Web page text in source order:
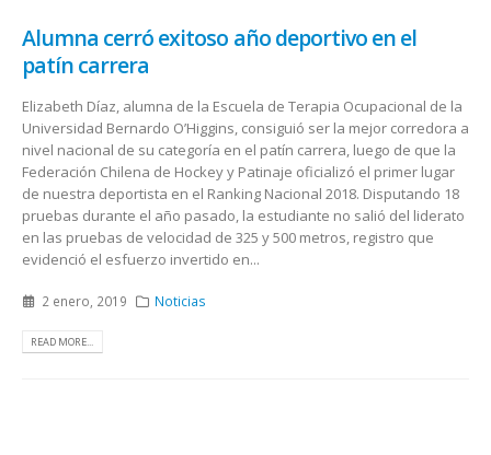
Alumna cerró exitoso año deportivo en el
patín carrera
Elizabeth Díaz, alumna de la Escuela de Terapia Ocupacional de la
Universidad Bernardo O’Higgins, consiguió ser la mejor corredora a
nivel nacional de su categoría en el patín carrera, luego de que la
Federación Chilena de Hockey y Patinaje oficializó el primer lugar
de nuestra deportista en el Ranking Nacional 2018. Disputando 18
pruebas durante el año pasado, la estudiante no salió del liderato
en las pruebas de velocidad de 325 y 500 metros, registro que
evidenció el esfuerzo invertido en...
2 enero, 2019 Noticias
READ MORE...